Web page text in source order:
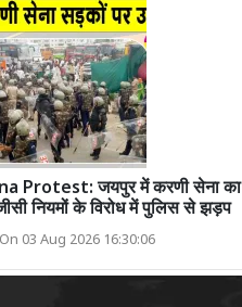
Protest: जयपुर में करणी सेना का
नियमों के विरोध में पुलिस से झड़प
03 Aug 2026 16:30:06